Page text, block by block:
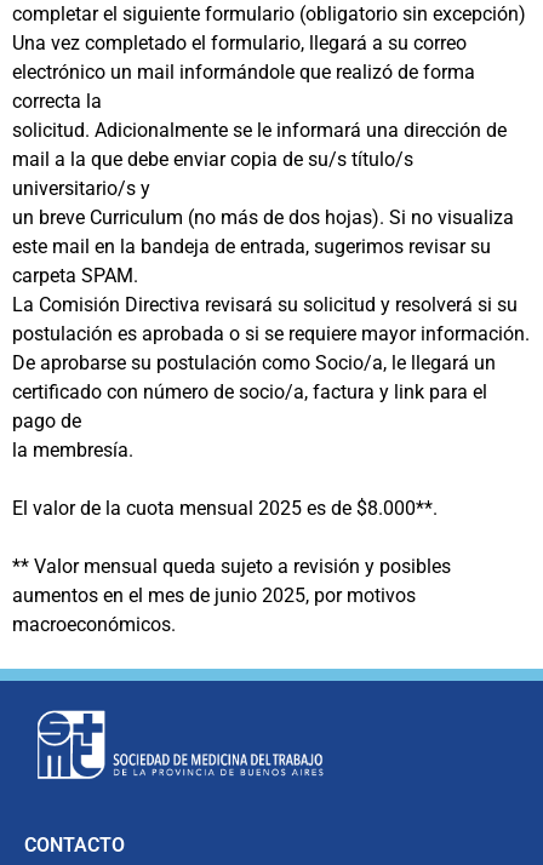
completar el siguiente formulario (obligatorio sin excepción)
Una vez completado el formulario, llegará a su correo
electrónico un mail informándole que realizó de forma
correcta la
solicitud. Adicionalmente se le informará una dirección de
mail a la que debe enviar copia de su/s título/s
universitario/s y
un breve Curriculum (no más de dos hojas). Si no visualiza
este mail en la bandeja de entrada, sugerimos revisar su
carpeta SPAM.
La Comisión Directiva revisará su solicitud y resolverá si su
postulación es aprobada o si se requiere mayor información.
De aprobarse su postulación como Socio/a, le llegará un
certificado con número de socio/a, factura y link para el
pago de
la membresía.
El valor de la cuota mensual 2025 es de $8.000**.
** Valor mensual queda sujeto a revisión y posibles
aumentos en el mes de junio 2025, por motivos
macroeconómicos.
CONTACTO